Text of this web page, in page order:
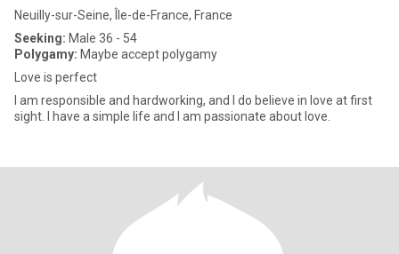
Neuilly-sur-Seine, Île-de-France, France
Seeking: Male 36 - 54
Polygamy: Maybe accept polygamy
Love is perfect
I am responsible and hardworking, and I do believe in love at first
sight. I have a simple life and I am passionate about love.